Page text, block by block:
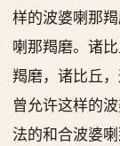
样的波婆喇那
喇那羯磨。诸
羯磨，诸比丘
曾允许这样的
法的和合波婆